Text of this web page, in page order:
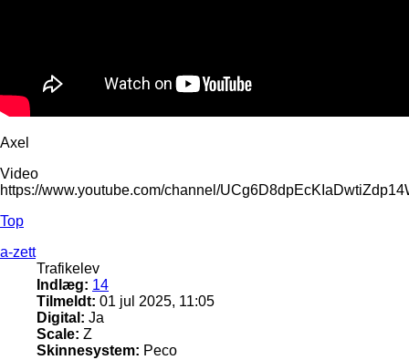
Axel
Video
https://www.youtube.com/channel/
Top
a-zett
Trafikelev
Indlæg: 14
Tilmeldt: 01 jul 2025, 11:05
Digital: Ja
Scale: Z
Skinnesystem: Peco